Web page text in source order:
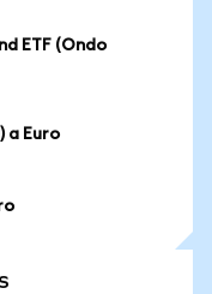
ETF (Ondo
a Euro